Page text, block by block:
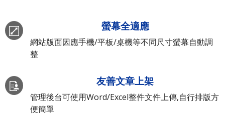
螢幕全適應
網站版面因應手機/平板/桌機等不同尺寸螢幕自動調
整
友善文章上架
管理後台可使用Word/Excel整件文件上傳,自行排版方
便簡單